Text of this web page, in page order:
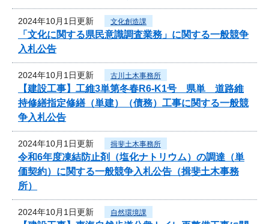
2024年10月1日更新 文化創造課
「文化に関する県民意識調査業務」に関する一般競争
入札公告
2024年10月1日更新 古川土木事務所
【建設工事】工維3単第冬春R6-K1号 県単 道路維
持修繕指定修繕（単建）（債務）工事に関する一般競
争入札公告
2024年10月1日更新 揖斐土木事務所
令和6年度凍結防止剤（塩化ナトリウム）の調達（単
価契約）に関する一般競争入札公告（揖斐土木事務
所）
2024年10月1日更新 自然環境課